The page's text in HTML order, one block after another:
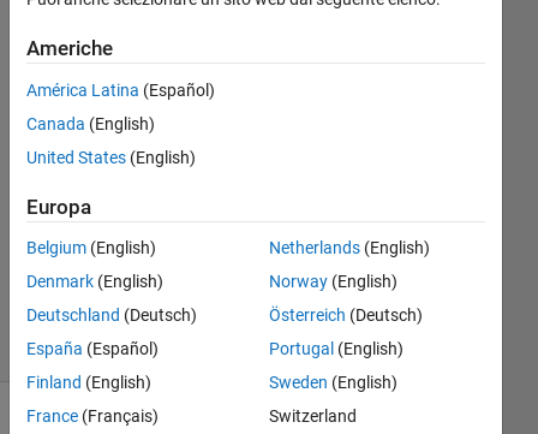
2022
2
Risposta
Aggiornato
9 Feb 2022
Visualizzazioni
(30 giorni)
Americhe
América Latina (Español)
Canada (English)
United States (English)
Europa
Belgium (English)
Denmark (English)
Deutschland (Deutsch)
España (Español)
Finland (English)
France (Français)
Netherlands(English)
Norway(English)
Österreich (Deutsch)
Portugal (English)
Sweden (English)
Switzerland